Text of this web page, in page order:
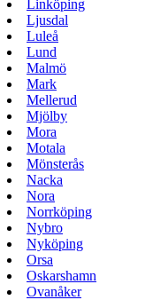
Linköping
Ljusdal
Luleå
Lund
Malmö
Mark
Mellerud
Mjölby
Mora
Motala
Mönsterås
Nacka
Nora
Norrköping
Nybro
Nyköping
Orsa
Oskarshamn
Ovanåker